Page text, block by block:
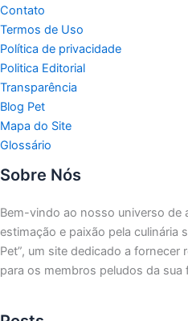
Contato
Termos de Uso
Política de privacidade
Politica Editorial
Transparência
Blog Pet
Mapa do Site
Glossário
Sobre Nós
Bem-vindo ao nosso universo de
estimação e paixão pela culinária
Pet”, um site dedicado a fornecer
para os membros peludos da sua